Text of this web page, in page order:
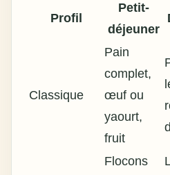
Profil
Petit-
déjeuner
Classique
Pain
complet,
œuf ou
yaourt,
fruit
Flocons